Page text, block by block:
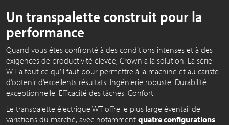
Un transpalette construit pour la
performance
Quand vous êtes confronté à des conditions intenses et à des
exigences de productivité élevée, Crown a la solution. La série
WT a tout ce qu’il faut pour permettre à la machine et au cariste
d’obtenir d’excellents résultats. Ingénierie robuste. Durabilité
exceptionnelle. Efficacité des tâches. Confort.
Le transpalette électrique WT offre le plus large éventail de
variations du marché, avec notamment quatre configurations